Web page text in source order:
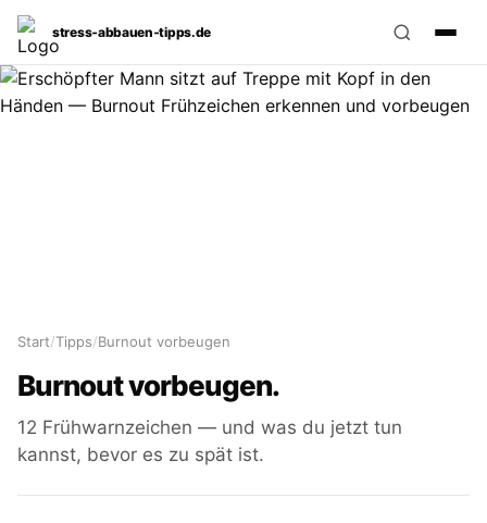
stress‑abbauen‑tipps.de
Start/Tipps/Burnout vorbeugen
Burnout vorbeugen.
12 Frühwarnzeichen — und was du jetzt tun
kannst, bevor es zu spät ist.